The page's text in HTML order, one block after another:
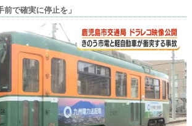
で確実に停止を」